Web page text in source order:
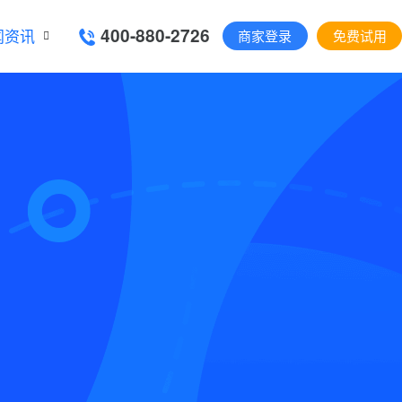
讯 400-880-2726 商家登录 免费试用